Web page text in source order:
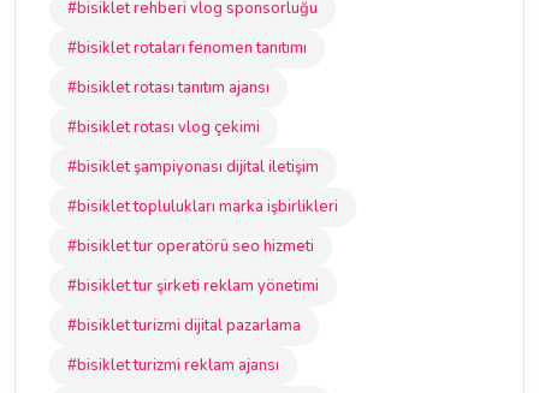
#bisiklet rehberi vlog sponsorluğu
#bisiklet rotaları fenomen tanıtımı
#bisiklet rotası tanıtım ajansı
#bisiklet rotası vlog çekimi
#bisiklet şampiyonası dijital iletişim
#bisiklet toplulukları marka işbirlikleri
#bisiklet tur operatörü seo hizmeti
#bisiklet tur şirketi reklam yönetimi
#bisiklet turizmi dijital pazarlama
#bisiklet turizmi reklam ajansı